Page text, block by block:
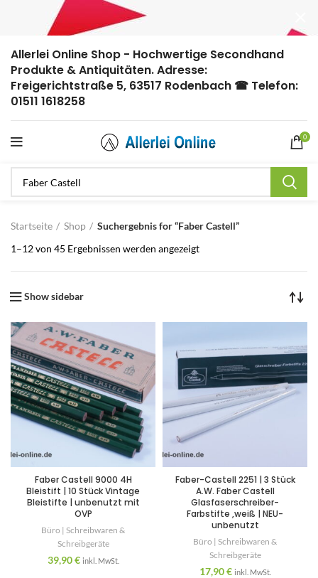
Allerlei Online Shop - Hochwertige Secondhand
Produkte & Antiquitäten. Adresse:
Freigerichtstraße 5, 63517 Rodenbach ☎ Telefon:
01511 1618258
0
Startseite Shop
Suchergebnis for “Faber Castell”
1–12 von 45 Ergebnissen werden angezeigt
Show sidebar
Faber Castell 9000 4H
Bleistift | 10 Stück Vintage
Bleistifte | unbenutzt mit
OVP
Büro | Schreibwaren &
Schreibgeräte
39,90€ inkl. MwSt.
Faber-Castell 2251 | 3 Stück
A.W. Faber Castell
Glasfaserschreiber-
Farbstifte ,weiß | NEU-
unbenutzt
Büro | Schreibwaren &
Schreibgeräte
17,90€ inkl. MwSt.